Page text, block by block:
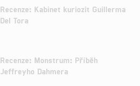
Recenze: Kabinet kuriozit Guillerma
Del Tora
Recenze: Monstrum: Příběh
Jeffreyho Dahmera